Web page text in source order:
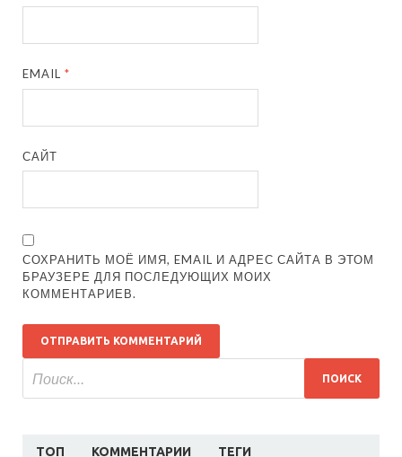
EMAIL*
САЙТ
СОХРАНИТЬ МОЁ ИМЯ, EMAIL И АДРЕС САЙТА В ЭТОМ
БРАУЗЕРЕ ДЛЯ ПОСЛЕДУЮЩИХ МОИХ
КОММЕНТАРИЕВ.
ТОП КОММЕНТАРИИ ТЕГИ